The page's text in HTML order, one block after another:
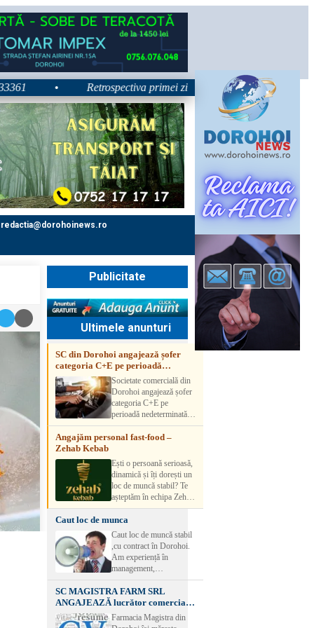
Retrospectiva primei zile la Zilele Nordului 2026:
redactia@dorohoinews.ro
Publicitate
Ultimele anunturi
SC din Dorohoi angajează șofer
categoria C+E pe perioadă
nedeterminatăSocietate comercială din
Dorohoi angajează șofer
categoria C+E pe
perioadă nedeterminată.
Candidatul trebuie să
aibă experiență și atestat
detalii, vă rog să sunați la
numărul de telefon.
Angajăm personal fast-food –
Zehab Kebab
Ești o persoană serioasă,
dinamică și îți dorești un
loc de muncă stabil? Te
așteptăm în echipa Zehab
Kebab! Posturi
disponibile: -
SHAORMAR AJUTOR
BUCATAR 2/posturi -
LUCRATOR
COMERCIAL
VANZATOR /2 posturi
OFERIM : Contract de
muncă Program flexibil
Salariu motivant, în
funcție de experienț
Caut loc de munca
Caut loc de muncă stabil
,cu contract în Dorohoi.
Am experiență în
management,
contabilitate, ospătărie .
Rog seriozitate
SC MAGISTRA FARM SRL
ANGAJEAZĂ lucrător comercial –
DOROHOI
Farmacia Magistra din